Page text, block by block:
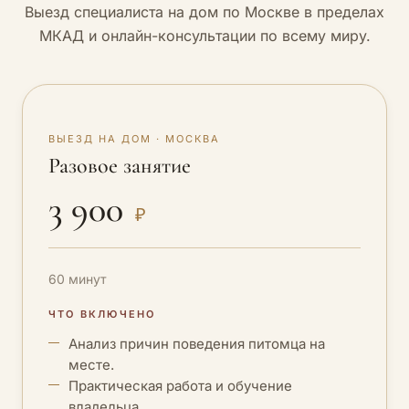
Выезд специалиста на дом по Москве в пределах
МКАД и онлайн-консультации по всему миру.
ВЫЕЗД НА ДОМ · МОСКВА
Разовое занятие
3 900 ₽
60 минут
ЧТО ВКЛЮЧЕНО
Анализ причин поведения питомца на
месте.
Практическая работа и обучение